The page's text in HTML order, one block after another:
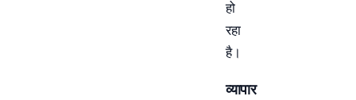
हो
रहा
है।
व्यापार